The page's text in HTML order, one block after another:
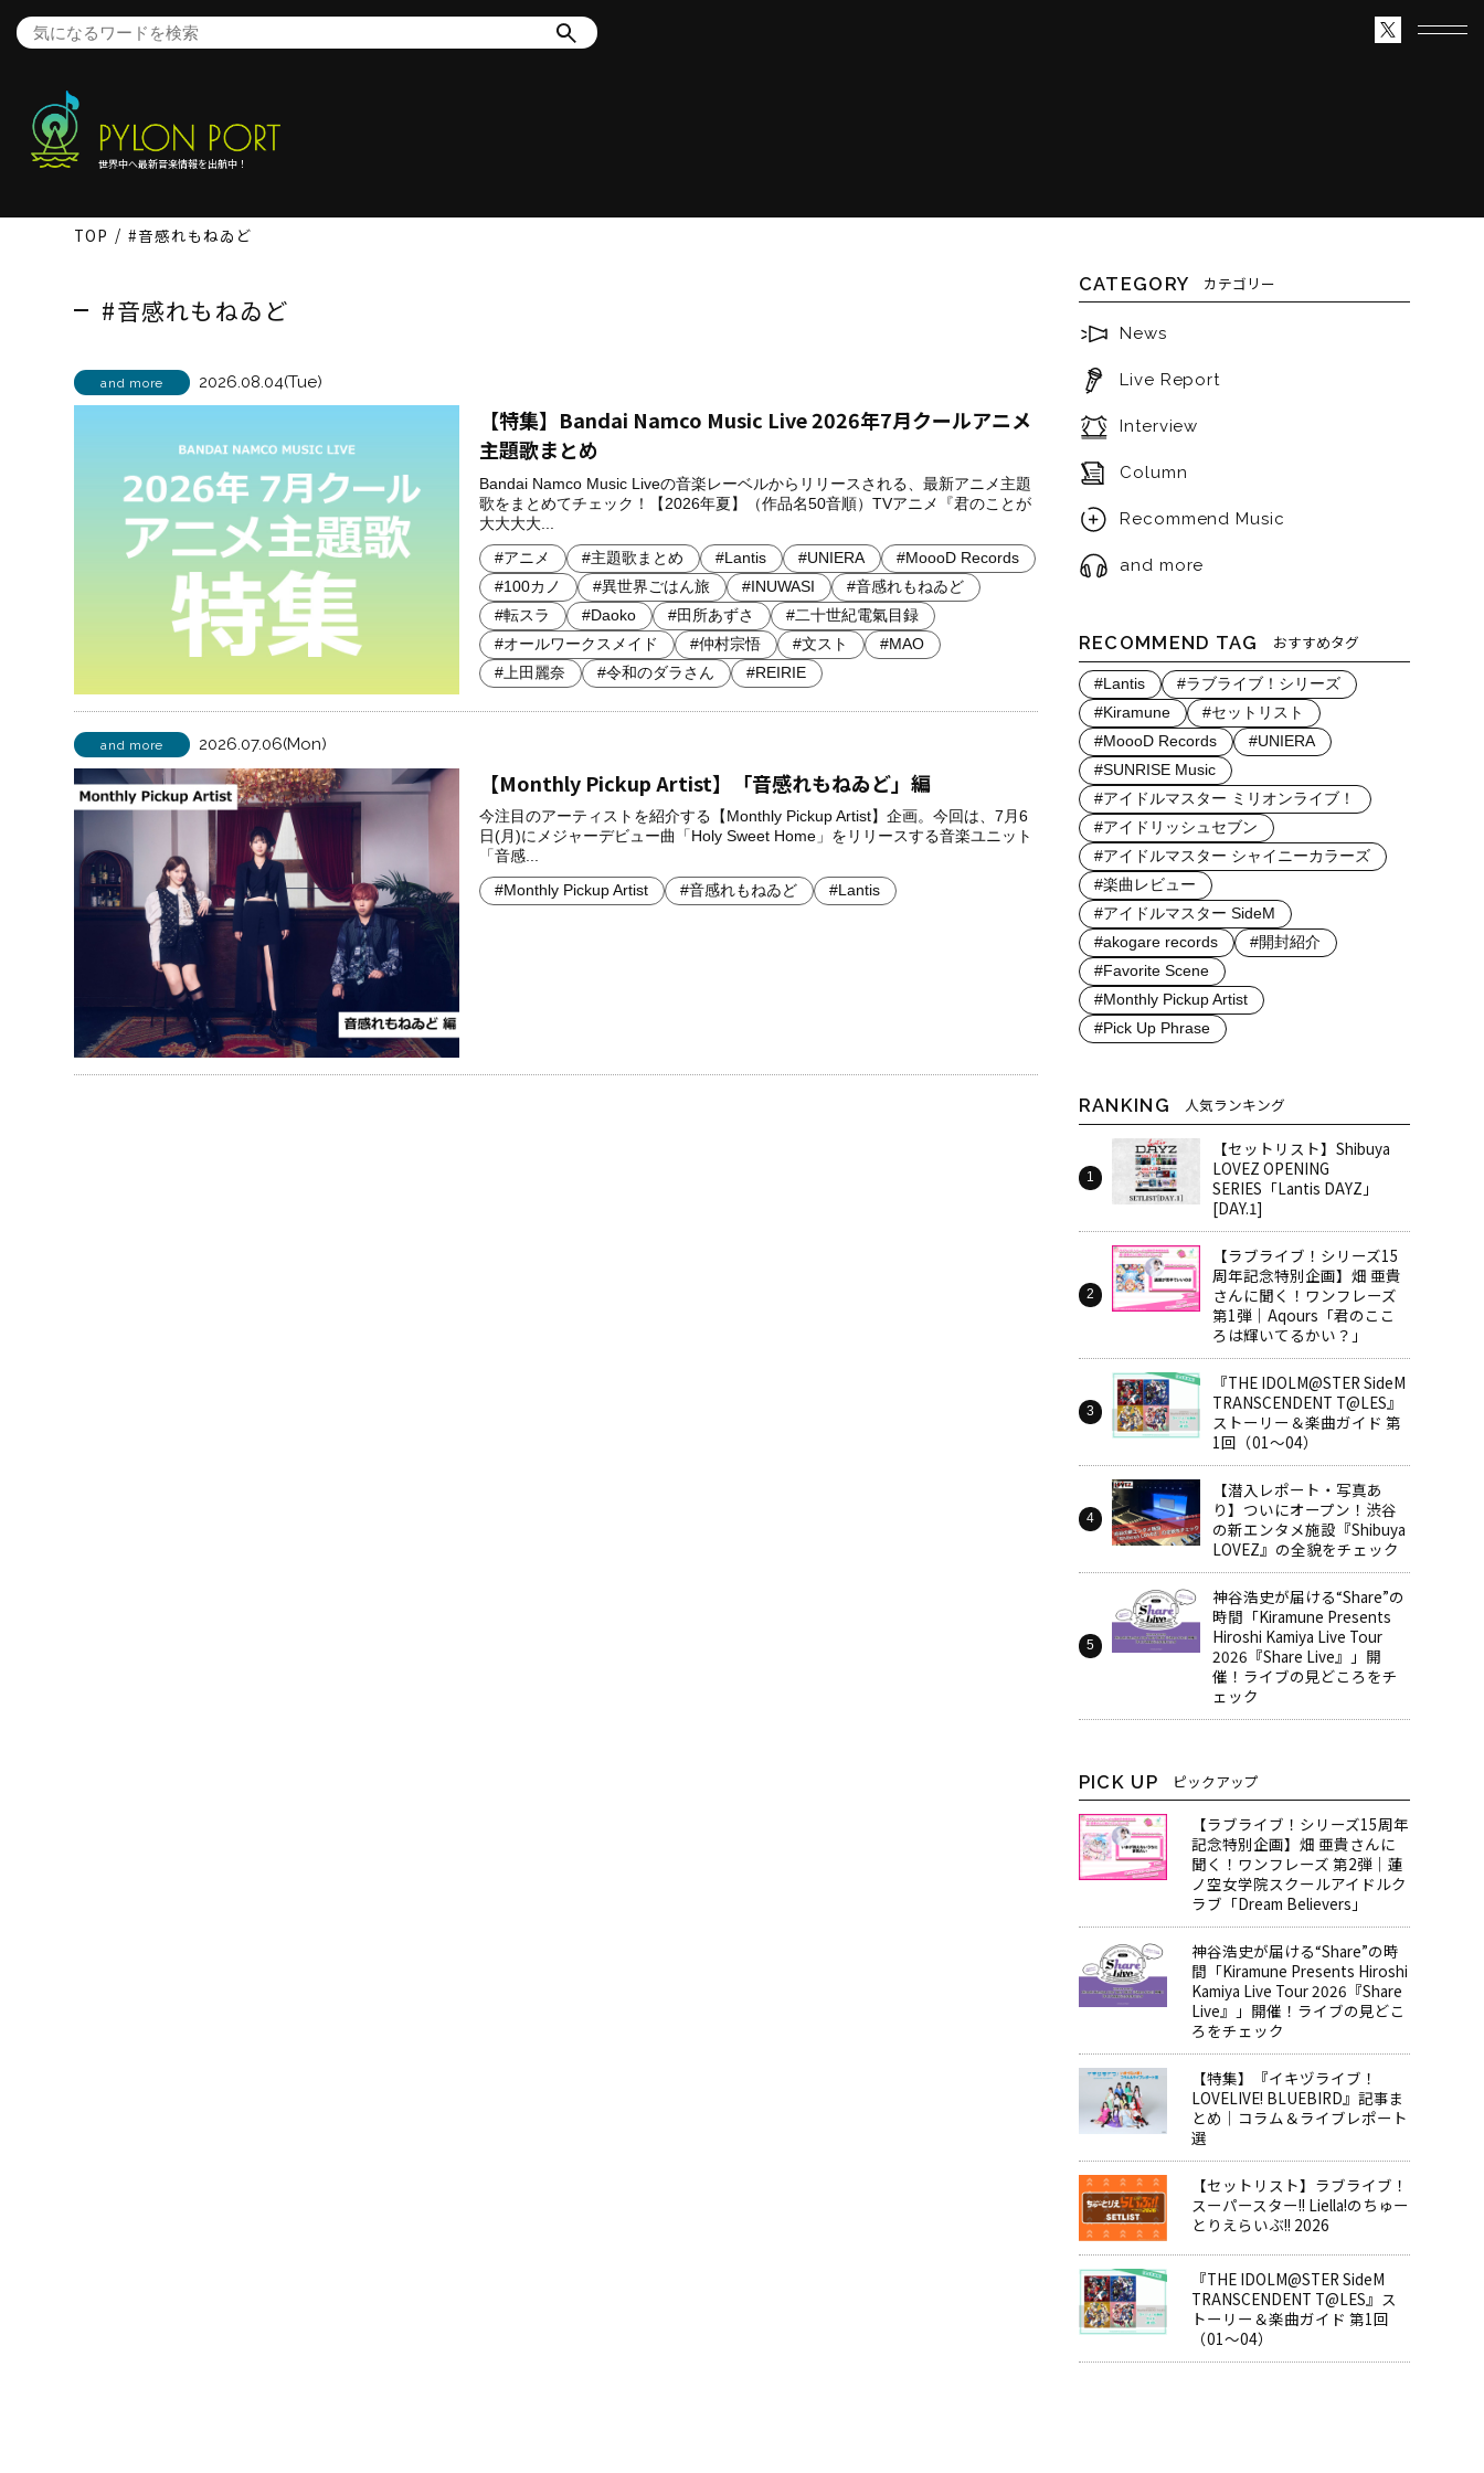
世界中へ最新音楽情報を出航中！
TOP #音感れもねゐど
#音感れもねゐど
and more 2026.08.04(Tue)
【特集】Bandai Namco Music Live 2026年7月クールアニメ
主題歌まとめ
Bandai Namco Music Liveの音楽レーベルからリリースされる、最新アニメ主題
歌をまとめてチェック！【2026年夏】（作品名50音順）TVアニメ『君のことが
大大大大...
#アニメ #主題歌まとめ #Lantis #UNIERA
#MoooD Records
#100カノ
#異世界ごはん旅 #INUWASI
#音感れもねゐど
#転スラ
#Daoko #田所あずさ
#二十世紀電氣目録
#オールワークスメイド
#仲村宗悟 #文スト
#MAO
#上田麗奈
#令和のダラさん #REIRIE
and more 2026.07.06(Mon)
【Monthly Pickup Artist】「音感れもねゐど」編
今注目のアーティストを紹介する【Monthly Pickup Artist】企画。今回は、7月6
日(月)にメジャーデビュー曲「Holy Sweet Home」をリリースする音楽ユニット
「音感...
#Monthly Pickup Artist #音感れもねゐど #Lantis
CATEGORY カテゴリー
News
Live Report
Interview
Column
Recommend Music
and more
RECOMMEND TAG おすすめタグ
#Lantis
#ラブライブ！シリーズ
#Kiramune
#セットリスト
#MoooD Records
#UNIERA
#SUNRISE Music
#アイドルマスター ミリオンライブ！
#アイドリッシュセブン
#アイドルマスター シャイニーカラーズ
#楽曲レビュー
#アイドルマスター SideM
#akogare records
#開封紹介
#Favorite Scene
#Monthly Pickup Artist
#Pick Up Phrase
RANKING 人気ランキング
【セットリスト】Shibuya
LOVEZ OPENING
SERIES「Lantis DAYZ」
[DAY.1]
【ラブライブ！シリーズ15
周年記念特別企画】畑 亜貴
さんに聞く！ワンフレーズ
第1弾｜Aqours「君のここ
ろは輝いてるかい？」
『THE IDOLM@STER SideM
TRANSCENDENT T@LES』
ストーリー＆楽曲ガイド 第
1回（01～04）
【潜入レポート・写真あ
り】ついにオープン！渋谷
の新エンタメ施設『Shibuya
LOVEZ』の全貌をチェック
神谷浩史が届ける“Share”の
時間――「Kiramune Presents
Hiroshi Kamiya Live Tour
2026『Share Live』」開
催！ライブの見どころをチ
ェック
PICK UP ピックアップ
【ラブライブ！シリーズ15周年
記念特別企画】畑 亜貴さんに
聞く！ワンフレーズ 第2弾｜蓮
ノ空女学院スクールアイドルク
ラブ「Dream Believers」
神谷浩史が届ける“Share”の時
間――「Kiramune Presents Hiroshi
Kamiya Live Tour 2026『Share
Live』」開催！ライブの見どこ
ろをチェック
【特集】『イキヅライブ！
LOVELIVE! BLUEBIRD』記事ま
とめ│コラム＆ライブレポート
選
【セットリスト】ラブライブ！
スーパースター!! Liella!のちゅー
とりえらいぶ!! 2026
『THE IDOLM@STER SideM
TRANSCENDENT T@LES』ス
トーリー＆楽曲ガイド 第1回
（01～04）